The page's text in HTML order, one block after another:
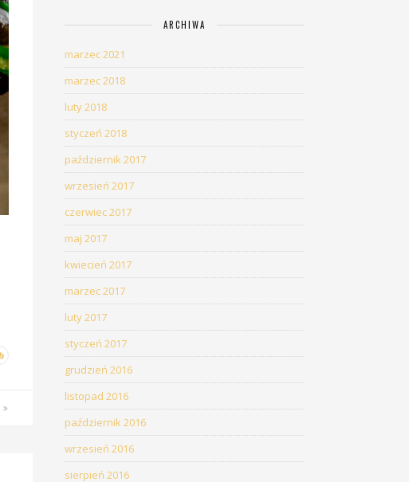
ARCHIWA
marzec 2021
marzec 2018
luty 2018
styczeń 2018
październik 2017
wrzesień 2017
czerwiec 2017
maj 2017
kwiecień 2017
marzec 2017
luty 2017
styczeń 2017
grudzień 2016
listopad 2016
październik 2016
wrzesień 2016
sierpień 2016